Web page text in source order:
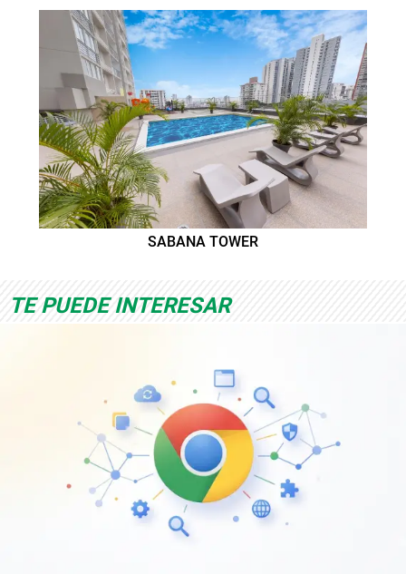
SABANA TOWER
TE PUEDE INTERESAR